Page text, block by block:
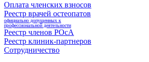
Оплата членских взносов
Реестр врачей остеопатов
официально допущенных к
профессиональной деятельности
Реестр членов РОсА
Реестр клиник-партнеров
Сотрудничество